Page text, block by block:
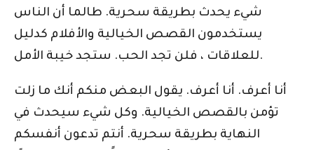
شيء يحدث بطريقة سحرية. طالما أن الناس
يستخدمون القصص الخيالية والأفلام كدليل
للعلاقات ، فلن تجد الحب. ستجد خيبة الأمل.
أنا أعرف. أنا أعرف. يقول البعض منكم أنك ما زلت
تؤمن بالقصص الخيالية. وكل شيء سيحدث في
النهاية بطريقة سحرية. أنتم تدعون أنفسكم